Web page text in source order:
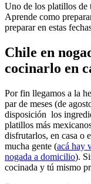
Uno de los platillos de
Aprende como
preparar en estas
Chile en
cocinarlo en
Por fin llegamos a la
par de meses (de
disposición los
platillos más
disfrutarlos, en casa o
mucha gente (acá hay
nogada a domicilio).
cocinada y tú mismo